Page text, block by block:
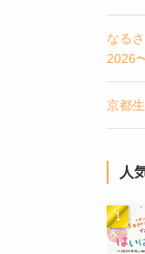
なる
2026
京都
人